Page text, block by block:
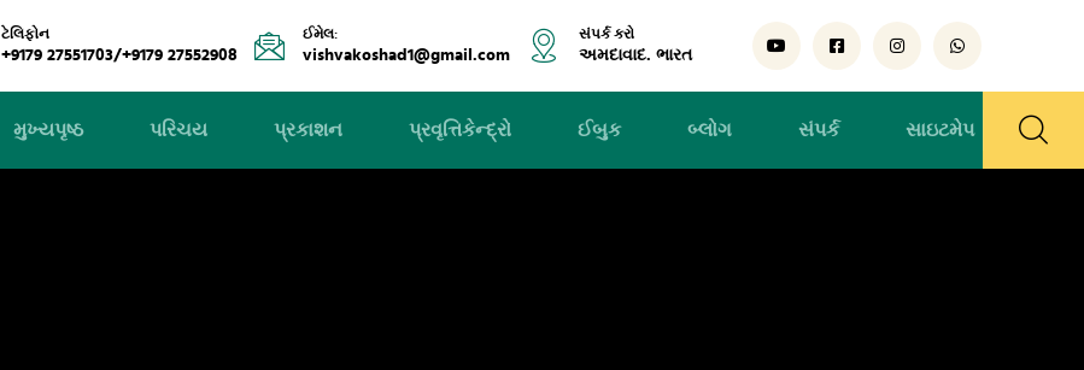
ટેલિફોન
+9179 27551703/+9179 27552908
ઈમેલ:
vishvakoshad1@gmail.com
સંપર્ક કરો
અમદાવાદ. ભારત
મુખ્યપૃષ્ઠ પરિચય પ્રકાશન પ્રવૃત્તિકેન્દ્રો ઈબુક બ્લોગ સંપર્ક સાઇટમેપ